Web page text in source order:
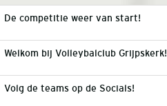
De competitie weer van start!
Welkom bij Volleybalclub Grijpskerk!
Volg de teams op de Socials!